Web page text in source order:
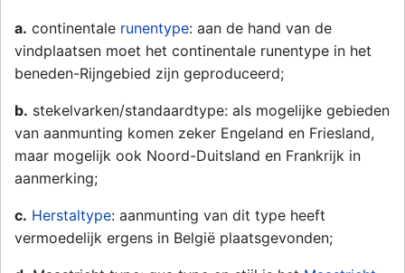
a. continentale runentype: aan de hand van de
vindplaatsen moet het continentale runentype in het
beneden-Rijngebied zijn geproduceerd;
b. stekelvarken/standaardtype: als mogelijke gebieden
van aanmunting komen zeker Engeland en Friesland,
maar mogelijk ook Noord-Duitsland en Frankrijk in
aanmerking;
c. Herstaltype: aanmunting van dit type heeft
vermoedelijk ergens in België plaatsgevonden;